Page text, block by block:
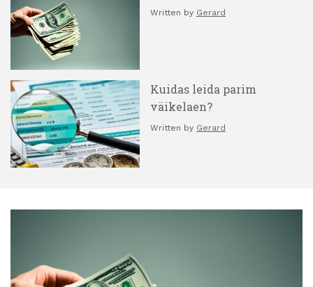
Written by Gerard
Kuidas leida parim
väikelaen?
Written by Gerard